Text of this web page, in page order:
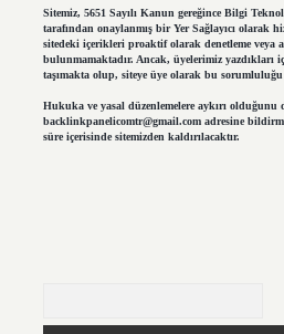
Sitemiz, 5651 Sayılı Kanun gereğince Bilgi
tarafından onaylanmış bir Yer Sağlayıcı olarak
sitedeki içerikleri proaktif olarak denetleme veya
bulunmamaktadır. Ancak, üyelerimiz yazdıkları
taşımakta olup, siteye üye olarak bu sorumluluğu
Hukuka ve yasal düzenlemelere aykırı
backlinkpanelicomtr@gmail.comadresine
süre içerisinde sitemizden kaldırılacaktır.